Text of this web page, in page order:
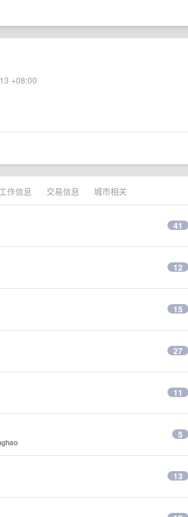
+08:00
工作信息 交易信息 城市相关
41
12
15
27
11
5
13